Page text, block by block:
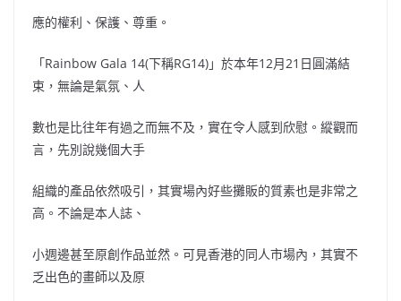
應的權利、保護、尊重。
「Rainbow Gala 14(下稱RG14)」於本年12月21日圓滿結
束，無論是氣氛、人
數也是比往年有過之而無不及，實在令人感到欣慰。縱觀而
言，先別說幾個大手
組織的產品依然吸引，其實場內好些攤販的質素也是非常之
高。不論是本人誌、
小週邊甚至原創作品並然。可見香港的同人市場內，其實不
乏出色的畫師以及原